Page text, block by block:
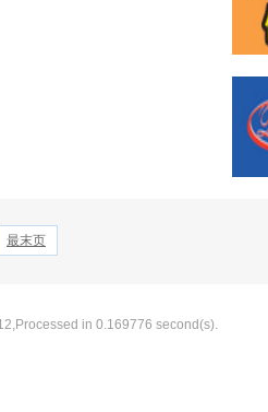
最末页
in 0.169776 second(s).